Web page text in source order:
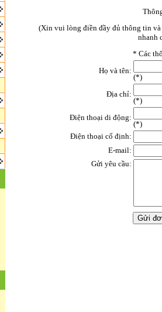
(Xin vui lòng điền đầy đủ thông tin
nhanh
* Các
Họ và tên:
(*)
Địa chỉ:
(*)
Điện thoại di động:
(*)
Điện thoại cố định:
E-mail:
Gửi yêu cầu: